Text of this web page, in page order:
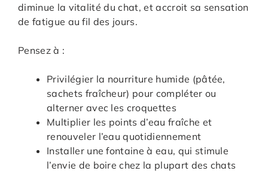
diminue la vitalité du chat, et accroit sa sensation
de fatigue au fil des jours.
Pensez à :
Privilégier la nourriture humide (pâtée,
sachets fraîcheur) pour compléter ou
alterner avec les croquettes
Multiplier les points d’eau fraîche et
renouveler l’eau quotidiennement
Installer une fontaine à eau, qui stimule
l’envie de boire chez la plupart des chats